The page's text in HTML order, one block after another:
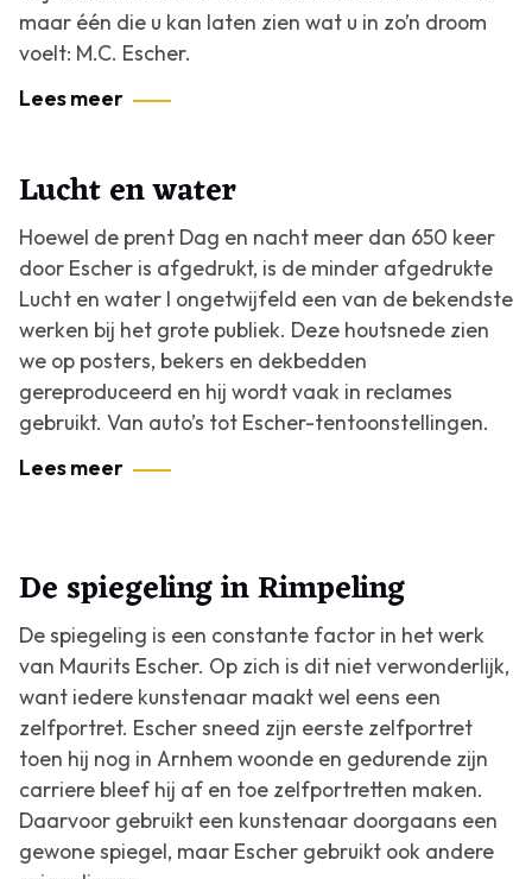
maar één die u kan laten zien wat u in zo’n droom
voelt: M.C. Escher.
Lees meer
Lucht en water
Hoewel de prent Dag en nacht meer dan 650 keer
door Escher is afgedrukt, is de minder afgedrukte
Lucht en water I ongetwijfeld een van de bekendste
werken bij het grote publiek. Deze houtsnede zien
we op posters, bekers en dekbedden
gereproduceerd en hij wordt vaak in reclames
gebruikt. Van auto’s tot Escher-tentoonstellingen.
Lees meer
De spiegeling in Rimpeling
De spiegeling is een constante factor in het werk
van Maurits Escher. Op zich is dit niet verwonderlijk,
want iedere kunstenaar maakt wel eens een
zelfportret. Escher sneed zijn eerste zelfportret
toen hij nog in Arnhem woonde en gedurende zijn
carriere bleef hij af en toe zelfportretten maken.
Daarvoor gebruikt een kunstenaar doorgaans een
gewone spiegel, maar Escher gebruikt ook andere